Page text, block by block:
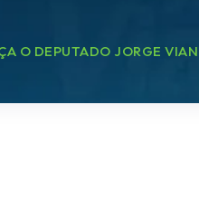
O DEPUTADO JORGE